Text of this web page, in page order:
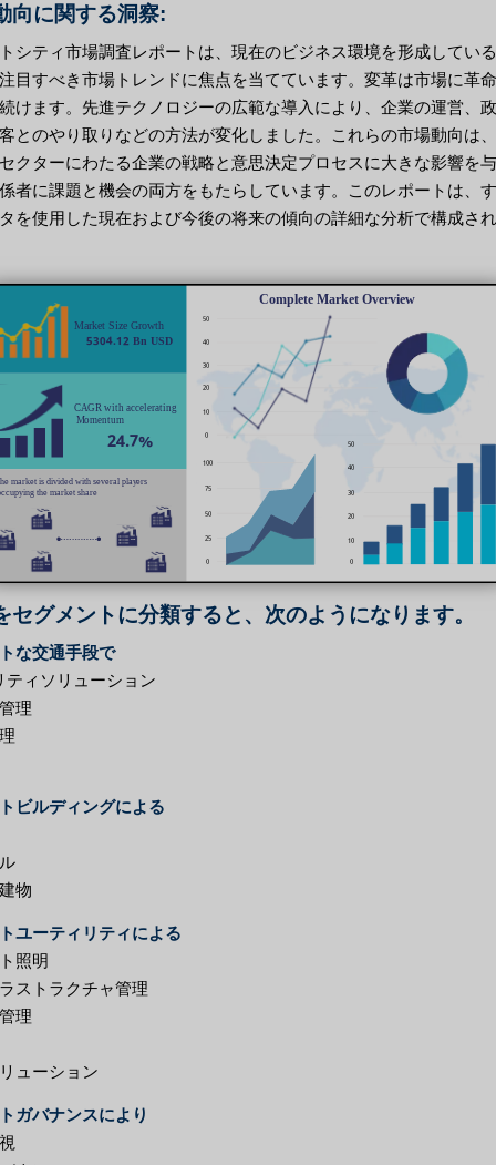
向に関する洞察:
シティ市場調査レポートは、現在のビジネス環境を形成してい
目すべき市場トレンドに焦点を当てています。変革は市場に革
けます。先進テクノロジーの広範な導入により、企業の運営、
とのやり取りなどの方法が変化しました。これらの市場動向は
クターにわたる企業の戦略と意思決定プロセスに大きな影響を
者に課題と機会の両方をもたらしています。このレポートは、
を使用した現在および今後の将来の傾向の詳細な分析で構成さ
セグメントに分類すると、次のようになります。
な交通手段で
ティソリューション
理
ビルディングによる
物
ユーティリティによる
照明
ストラクチャ管理
理
ューション
ガバナンスにより